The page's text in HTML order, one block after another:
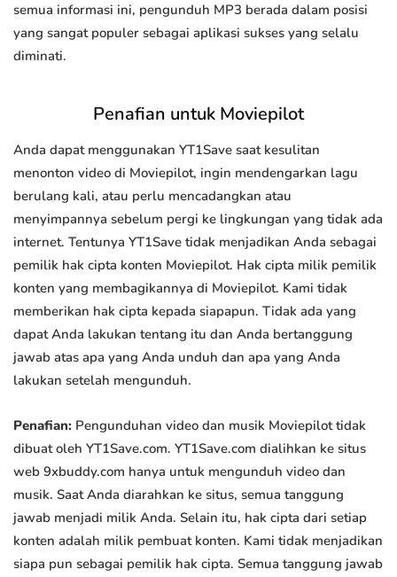
semua informasi ini, pengunduh MP3 berada dalam posisi
yang sangat populer sebagai aplikasi sukses yang selalu
diminati.
Penafian untuk Moviepilot
Anda dapat menggunakan YT1Save saat kesulitan
menonton video di Moviepilot, ingin mendengarkan lagu
berulang kali, atau perlu mencadangkan atau
menyimpannya sebelum pergi ke lingkungan yang tidak ada
internet. Tentunya YT1Save tidak menjadikan Anda sebagai
pemilik hak cipta konten Moviepilot. Hak cipta milik pemilik
konten yang membagikannya di Moviepilot. Kami tidak
memberikan hak cipta kepada siapapun. Tidak ada yang
dapat Anda lakukan tentang itu dan Anda bertanggung
jawab atas apa yang Anda unduh dan apa yang Anda
lakukan setelah mengunduh.
Penafian: Pengunduhan video dan musik Moviepilot tidak
dibuat oleh YT1Save.com. YT1Save.com dialihkan ke situs
web 9xbuddy.com hanya untuk mengunduh video dan
musik. Saat Anda diarahkan ke situs, semua tanggung
jawab menjadi milik Anda. Selain itu, hak cipta dari setiap
konten adalah milik pembuat konten. Kami tidak menjadikan
siapa pun sebagai pemilik hak cipta. Semua tanggung jawab